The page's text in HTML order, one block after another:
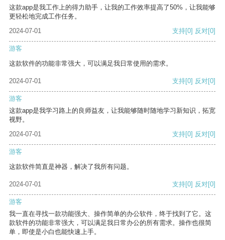
这款app是我工作上的得力助手，让我的工作效率提高了50%，让我能够
更轻松地完成工作任务。
2024-07-01
支持[0] 反对[0]
游客
这款软件的功能非常强大，可以满足我日常使用的需求。
2024-07-01 支持[0] 反对[0]
游客
这款app是我学习路上的良师益友，让我能够随时随地学习新知识，拓宽
视野。
2024-07-01
支持[0] 反对[0]
游客
这款软件简直是神器，解决了我所有问题。
2024-07-01 支持[0] 反对[0]
游客
我一直在寻找一款功能强大、操作简单的办公软件，终于找到了它。这
款软件的功能非常强大，可以满足我日常办公的所有需求。操作也很简
单，即使是小白也能快速上手。